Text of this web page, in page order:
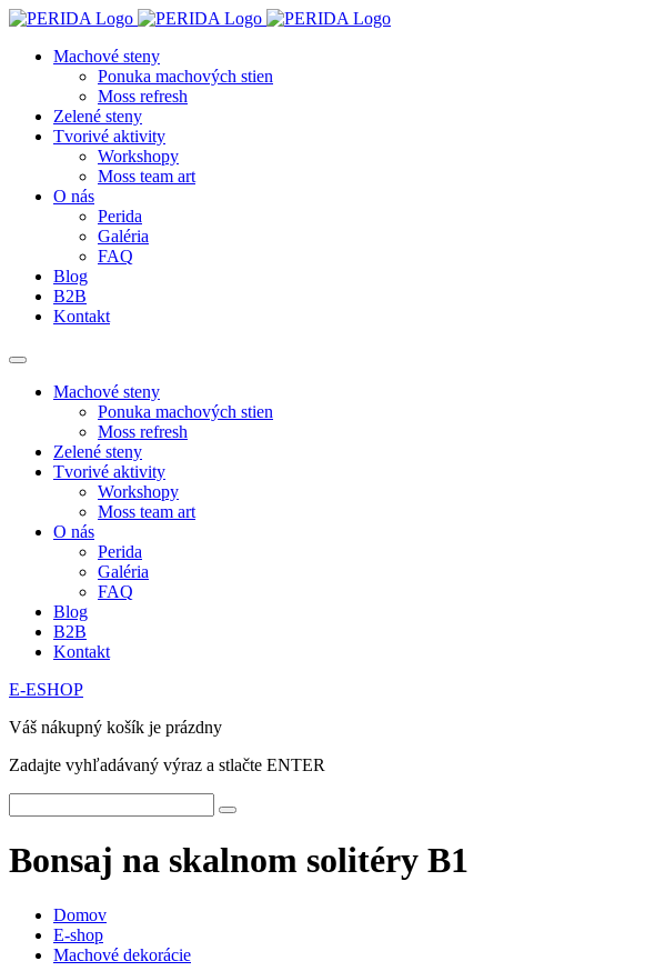
Machové steny
Ponuka machových stien
Moss refresh
Zelené steny
Tvorivé aktivity
Workshopy
Moss team art
O nás
Perida
Galéria
FAQ
Blog
B2B
Kontakt
Machové steny
Ponuka machových stien
Moss refresh
Zelené steny
Tvorivé aktivity
Workshopy
Moss team art
O nás
Perida
Galéria
FAQ
Blog
B2B
Kontakt
E-ESHOP
Váš nákupný košík je prázdny
Zadajte vyhľadávaný výraz a stlačte ENTER
Bonsaj na skalnom solitéry B1
Domov
E-shop
Machové dekorácie